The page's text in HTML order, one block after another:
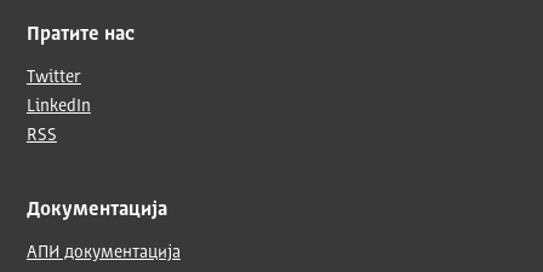
Пратите нас
Twitter
LinkedIn
RSS
Документација
АПИ документација